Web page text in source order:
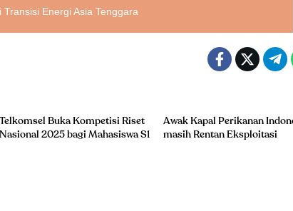
Energi Asia Tenggara
Telkomsel Buka Kompetisi Riset
Nasional 2025 bagi Mahasiswa S1
Awak Kapal Perikanan
masih Rentan Eksploitasi